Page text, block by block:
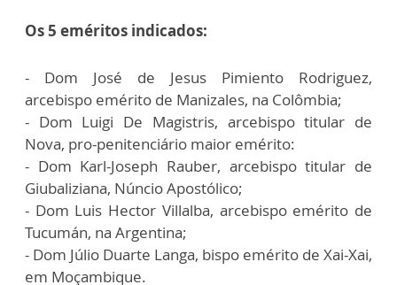
Os 5 eméritos indicados:
- Dom José de Jesus Pimiento Rodriguez,
arcebispo emérito de Manizales, na Colômbia;
- Dom Luigi De Magistris, arcebispo titular de
Nova, pro-penitenciário maior emérito:
- Dom Karl-Joseph Rauber, arcebispo titular de
Giubaliziana, Núncio Apostólico;
- Dom Luis Hector Villalba, arcebispo emérito de
Tucumán, na Argentina;
- Dom Júlio Duarte Langa, bispo emérito de Xai-Xai,
em Moçambique.